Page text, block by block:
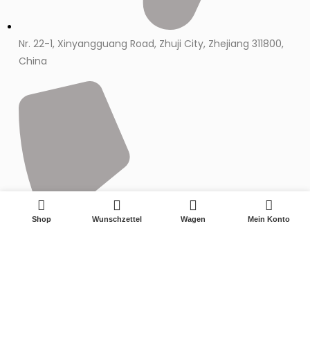
Nr. 22-1, Xinyangguang Road, Zhuji City, Zhejiang 311800,
China
Shop Wunschzettel Wagen Mein Konto